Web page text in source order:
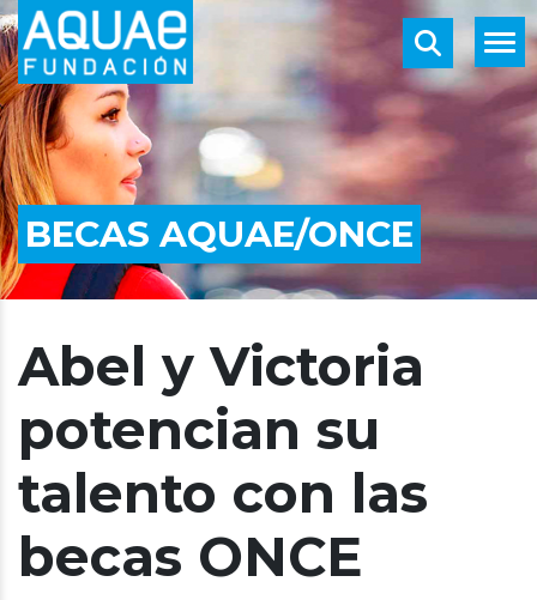
BECAS AQUAE/ONCE
Abel y Victoria
potencian su
talento con las
becas ONCE